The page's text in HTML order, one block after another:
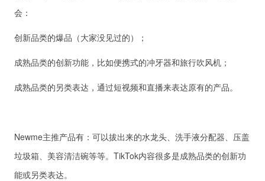
会：
创新品类的爆品（大家没见过的）；
成熟品类的创新功能，比如便携式的冲牙器和旅行吹风机；
成熟品类的另类表达，通过短视频和直播来表达原有的产品。
Newme主推产品有：可以拔出来的水龙头、洗手液分配器、压盖
垃圾箱、美容清洁碗等等。TikTok内容很多是成熟品类的创新功
能或另类表达。